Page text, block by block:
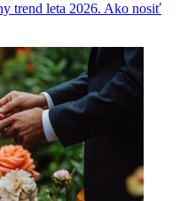
trend leta 2026. Ako nosiť